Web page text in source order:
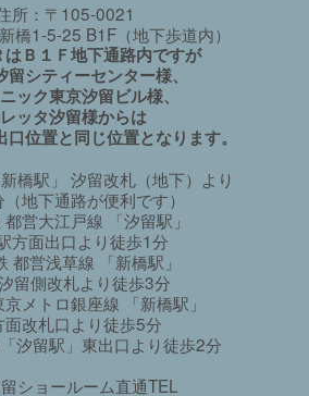
所：〒105-0021
橋1-5-25 B1F（地下歩道内）
Ｂ１Ｆ地下通路内ですが
留シティーセンター様、
ック東京汐留ビル様、
ッタ汐留様からは
口位置と同じ位置となります。
橋駅」 汐留改札（地下）より
地下通路が便利です）
営大江戸線 「汐留駅」
方面出口より徒歩1分
都営浅草線 「新橋駅」
留側改札より徒歩3分
メトロ銀座線 「新橋駅」
面改札口より徒歩5分
汐留駅」東出口より徒歩2分
ショールーム直通TEL